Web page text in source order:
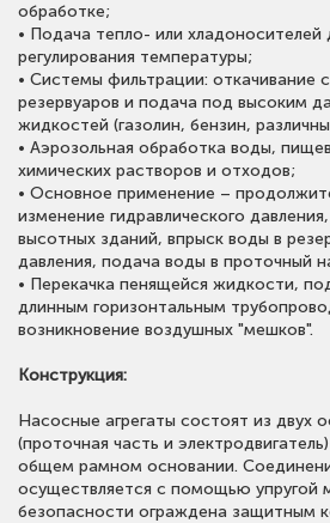
обработке;
• Подача тепло- или хладоносителей
регулирования температуры;
• Системы фильтрации: откачивание
резервуаров и подача под высоким
жидкостей (газолин, бензин,
• Аэрозольная обработка воды,
химических растворов и отходов;
• Основное применение –
изменение гидравлического
высотных зданий, впрыск воды в
давления, подача воды в проточный
• Перекачка пенящейся жидкости,
длинным горизонтальным
возникновение воздушных "мешков".
Конструкция:
Насосные агрегаты состоят из двух
(проточная часть и
общем рамном основании.
осуществляется с помощью упругой
безопасности ограждена защитным